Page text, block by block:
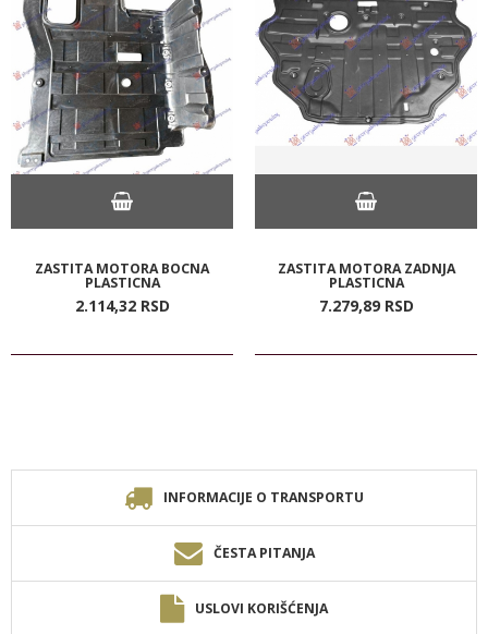
ZASTITA MOTORA BOCNA
PLASTICNA
2.114,32 RSD
ZASTITA MOTORA ZADNJA
PLASTICNA
7.279,89 RSD
INFORMACIJE O TRANSPORTU
ČESTA PITANJA
USLOVI KORIŠĆENJA